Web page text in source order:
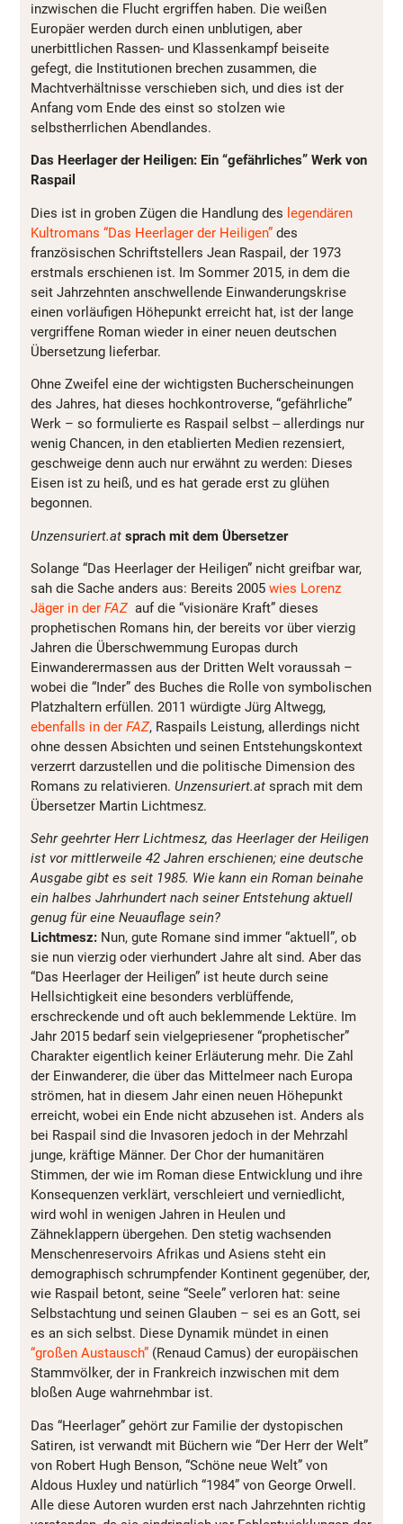
inzwischen die Flucht ergriffen haben. Die weißen
Europäer werden durch einen unblutigen, aber
unerbittlichen Rassen- und Klassenkampf beiseite
gefegt, die Institutionen brechen zusammen, die
Machtverhältnisse verschieben sich, und dies ist der
Anfang vom Ende des einst so stolzen wie
selbstherrlichen Abendlandes.
Das Heerlager der Heiligen: Ein “gefährliches” Werk von
Raspail
Dies ist in groben Zügen die Handlung des legendären
Kultromans “Das Heerlager der Heiligen” des
französischen Schriftstellers Jean Raspail, der 1973
erstmals erschienen ist. Im Sommer 2015, in dem die
seit Jahrzehnten anschwellende Einwanderungskrise
einen vorläufigen Höhepunkt erreicht hat, ist der lange
vergriffene Roman wieder in einer neuen deutschen
Übersetzung lieferbar.
Ohne Zweifel eine der wichtigsten Bucherscheinungen
des Jahres, hat dieses hochkontroverse, “gefährliche”
Werk – so formulierte es Raspail selbst –allerdings nur
wenig Chancen, in den etablierten Medien rezensiert,
geschweige denn auch nur erwähnt zu werden: Dieses
Eisen ist zu heiß, und es hat gerade erst zu glühen
begonnen.
Unzensuriert.at sprach mit dem Übersetzer
Solange “Das Heerlager der Heiligen” nicht greifbar war,
sah die Sache anders aus: Bereits 2005 wies Lorenz
Jäger in der FAZ auf die “visionäre Kraft” dieses
prophetischen Romans hin, der bereits vor über vierzig
Jahren die Überschwemmung Europas durch
Einwanderermassen aus der Dritten Welt voraussah –
wobei die “Inder” des Buches die Rolle von symbolischen
Platzhaltern erfüllen. 2011 würdigte Jürg Altwegg,
ebenfalls in der FAZ, Raspails Leistung, allerdings nicht
ohne dessen Absichten und seinen Entstehungskontext
verzerrt darzustellen und die politische Dimension des
Romans zu relativieren. Unzensuriert.at sprach mit dem
Übersetzer Martin Lichtmesz.
Sehr geehrter Herr Lichtmesz, das Heerlager der Heiligen
ist vor mittlerweile 42 Jahren erschienen; eine deutsche
Ausgabe gibt es seit 1985. Wie kann ein Roman beinahe
ein halbes Jahrhundert nach seiner Entstehung aktuell
genug für eine Neuauflage sein?
Lichtmesz: Nun, gute Romane sind immer “aktuell”, ob
sie nun vierzig oder vierhundert Jahre alt sind. Aber das
“Das Heerlager der Heiligen” ist heute durch seine
Hellsichtigkeit eine besonders verblüffende,
erschreckende und oft auch beklemmende Lektüre. Im
Jahr 2015 bedarf sein vielgepriesener “prophetischer”
Charakter eigentlich keiner Erläuterung mehr. Die Zahl
der Einwanderer, die über das Mittelmeer nach Europa
strömen, hat in diesem Jahr einen neuen Höhepunkt
erreicht, wobei ein Ende nicht abzusehen ist. Anders als
bei Raspail sind die Invasoren jedoch in der Mehrzahl
junge, kräftige Männer. Der Chor der humanitären
Stimmen, der wie im Roman diese Entwicklung und ihre
Konsequenzen verklärt, verschleiert und verniedlicht,
wird wohl in wenigen Jahren in Heulen und
Zähneklappern übergehen. Den stetig wachsenden
Menschenreservoirs Afrikas und Asiens steht ein
demographisch schrumpfender Kontinent gegenüber, der,
wie Raspail betont, seine “Seele” verloren hat: seine
Selbstachtung und seinen Glauben – sei es an Gott, sei
es an sich selbst. Diese Dynamik mündet in einen
“großen Austausch” (Renaud Camus) der europäischen
Stammvölker, der in Frankreich inzwischen mit dem
bloßen Auge wahrnehmbar ist.
Das “Heerlager” gehört zur Familie der dystopischen
Satiren, ist verwandt mit Büchern wie “Der Herr der Welt”
von Robert Hugh Benson, “Schöne neue Welt” von
Aldous Huxley und natürlich “1984” von George Orwell.
Alle diese Autoren wurden erst nach Jahrzehnten richtig